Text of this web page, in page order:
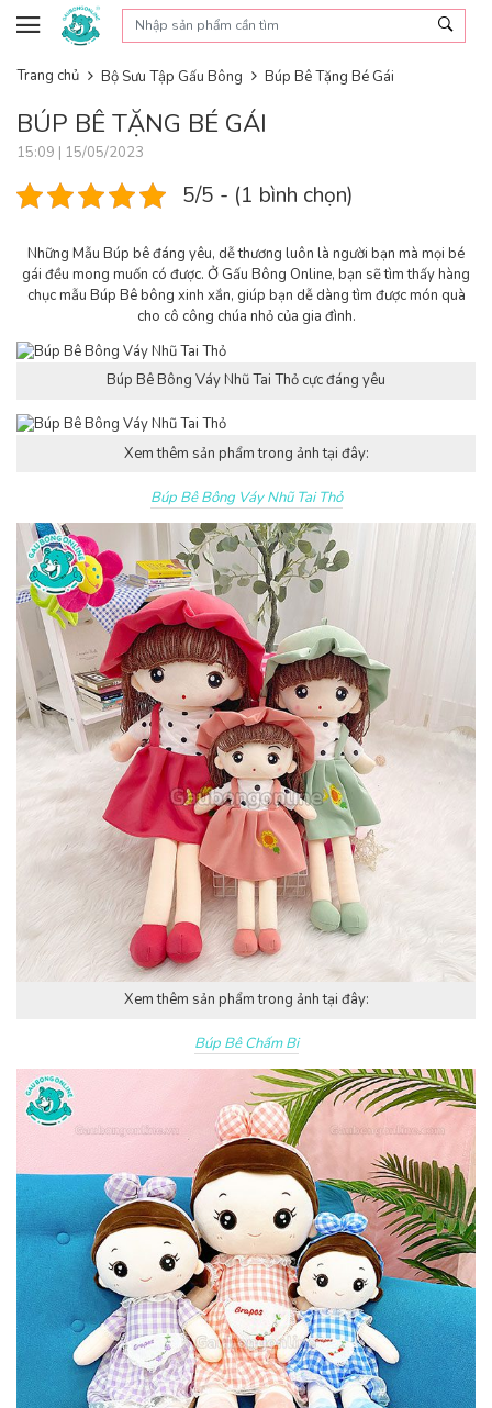
Skip to content
Trang chủ Bộ Sưu Tập Gấu Bông Búp Bê Tặng Bé Gái
BÚP BÊ TẶNG BÉ GÁI
15:09 | 15/05/2023
5/5 - (1 bình chọn)
Những Mẫu Búp bê đáng yêu, dễ thương luôn là người bạn mà mọi bé
gái đều mong muốn có được. Ở Gấu Bông Online, bạn sẽ tìm thấy hàng
chục mẫu Búp Bê bông xinh xắn, giúp bạn dễ dàng tìm được món quà
cho cô công chúa nhỏ của gia đình.
Búp Bê Bông Váy Nhũ Tai Thỏ cực đáng yêu
Xem thêm sản phẩm trong ảnh tại đây:
Búp Bê Bông Váy Nhũ Tai Thỏ
Xem thêm sản phẩm trong ảnh tại đây:
Búp Bê Chấm Bi